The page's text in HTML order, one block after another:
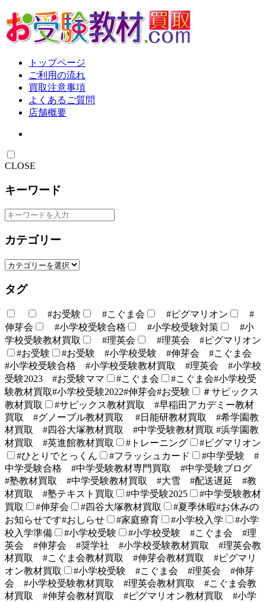
トップページ
ご利用の流れ
買取注意事項
よくあるご質問
店舗概要
CLOSE
キーワード
カテゴリー
タグ
#お受験 #こぐま会 #ピグマリオン
#
伸芽会
#小学校受験合格 #小学校受験対策
#小
学校受験教材買取
#理英会
#理英会 #ピグマリオン
#お受験
#お受験 #小学校受験 #伸芽会 #こぐま会
#小学校受験合格 #小学校受験教材買取 #理英会 #小学校
受験2023 #お受験ママ
#こぐま会
#こぐま会#小学校受
験教材買取#小学校受験2022#伸芽会#お受験
＃サピックス
教材買取
#サピックス教材買取 #早稲田アカデミー教材
買取 #グノーブル教材買取 #日能研教材買取 #希学園教
材買取 #四谷大塚教材買取 #中学受験教材買取 #浜学園教
材買取 #英進館教材買取
#トレーニング
#ピグマリオン
#ひとりでとっくん
#フラッシュカード
#中学受験 #
中学受験合格 #中学受験教材専門買取 #中学受験ブログ
#塾教材買取 #中学受験教材買取 #大雪 #配送遅延 #教
材買取 #塾テキスト買取
#中学受験2025
#中学受験教材
買取
#伸芽会 #四谷大塚教材買取
#夏季休暇#お休みの
お知らせです#おしらせ
#家庭療育 #小学校入学
#小学
校入学準備
#小学校受験
#小学校受験 #こぐま会 #理
英会 #伸芽会 #奨学社 #小学校受験教材買取 #理英会教
材買取 #こぐま会教材買取 #伸芽会教材買取 #ピグマリ
オン教材買取
#小学校受験 #こぐま会 #理英会 #伸芽
会 #小学校受験教材買取 #理英会教材買取 #こぐま会教
材買取 #伸芽会教材買取 #ピグマリオン教材買取 #小学